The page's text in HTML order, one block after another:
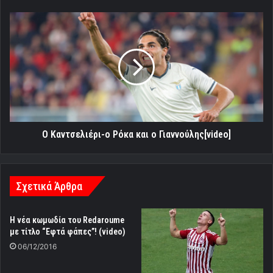
O
Kαντσελιέρι-
Ρόκα
και
ο
Γιαννούλης[video]
O Kαντσελιέρι-ο Ρόκα και ο Γιαννούλης[video]
Σχετικά Άρθρα
Η νέα κωμωδία του Redaroume
με τίτλο “Εφτά φάπες”! (video)
06/12/2016